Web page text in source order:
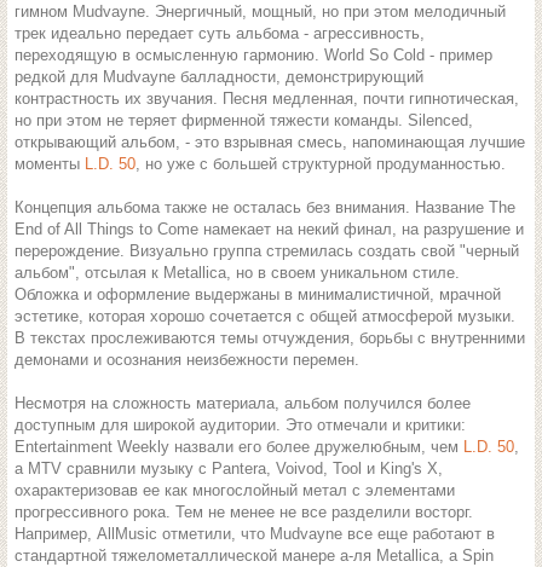
гимном Mudvayne. Энергичный, мощный, но при этом мелодичный
трек идеально передает суть альбома - агрессивность,
переходящую в осмысленную гармонию. World So Cold - пример
редкой для Mudvayne балладности, демонстрирующий
контрастность их звучания. Песня медленная, почти гипнотическая,
но при этом не теряет фирменной тяжести команды. Silenced,
открывающий альбом, - это взрывная смесь, напоминающая лучшие
моменты L.D. 50, но уже с большей структурной продуманностью.
Концепция альбома также не осталась без внимания. Название The
End of All Things to Come намекает на некий финал, на разрушение и
перерождение. Визуально группа стремилась создать свой "черный
альбом", отсылая к Metallica, но в своем уникальном стиле.
Обложка и оформление выдержаны в минималистичной, мрачной
эстетике, которая хорошо сочетается с общей атмосферой музыки.
В текстах прослеживаются темы отчуждения, борьбы с внутренними
демонами и осознания неизбежности перемен.
Несмотря на сложность материала, альбом получился более
доступным для широкой аудитории. Это отмечали и критики:
Entertainment Weekly назвали его более дружелюбным, чем L.D. 50,
а MTV сравнили музыку с Pantera, Voivod, Tool и King's X,
охарактеризовав ее как многослойный метал с элементами
прогрессивного рока. Тем не менее не все разделили восторг.
Например, AllMusic отметили, что Mudvayne все еще работают в
стандартной тяжелометаллической манере а-ля Metallica, а Spin